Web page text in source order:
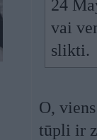
24
vai
slikti.
O,
tūpli ir